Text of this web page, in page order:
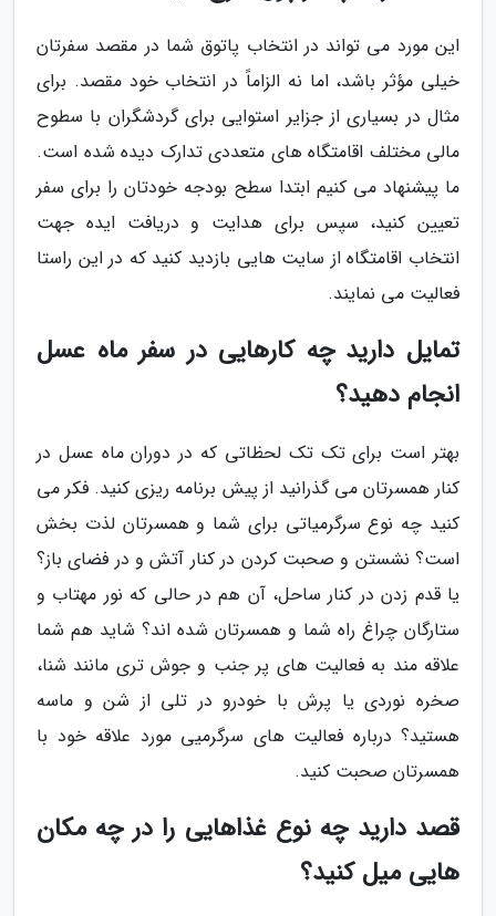
این مورد می تواند در انتخاب پاتوق شما در مقصد سفرتان
خیلی مؤثر باشد، اما نه الزاماً در انتخاب خود مقصد. برای
مثال در بسیاری از جزایر استوایی برای گردشگران با سطوح
مالی مختلف اقامتگاه های متعددی تدارک دیده شده است.
ما پیشنهاد می کنیم ابتدا سطح بودجه خودتان را برای سفر
تعیین کنید، سپس برای هدایت و دریافت ایده جهت
انتخاب اقامتگاه از سایت هایی بازدید کنید که در این راستا
فعالیت می نمایند.
تمایل دارید چه کارهایی در سفر ماه عسل
انجام دهید؟
بهتر است برای تک تک لحظاتی که در دوران ماه عسل در
کنار همسرتان می گذرانید از پیش برنامه ریزی کنید. فکر می
کنید چه نوع سرگرمیاتی برای شما و همسرتان لذت بخش
است؟ نشستن و صحبت کردن در کنار آتش و در فضای باز؟
یا قدم زدن در کنار ساحل، آن هم در حالی که نور مهتاب و
ستارگان چراغ راه شما و همسرتان شده اند؟ شاید هم شما
علاقه مند به فعالیت های پر جنب و جوش تری مانند شنا،
صخره نوردی یا پرش با خودرو در تلی از شن و ماسه
هستید؟ درباره فعالیت های سرگرمیی مورد علاقه خود با
همسرتان صحبت کنید.
قصد دارید چه نوع غذاهایی را در چه مکان
هایی میل کنید؟